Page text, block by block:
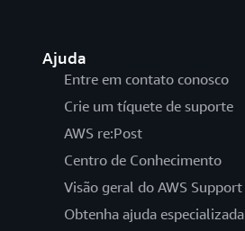
Ajuda
Entre em contato conosco
Crie um tíquete de suporte
AWS re:Post
Centro de Conhecimento
Visão geral do AWS Support
Obtenha ajuda especializada